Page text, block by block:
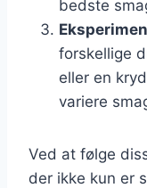
bedste
forskellige
eller en
variere
Ved at følge
der ikke kun er